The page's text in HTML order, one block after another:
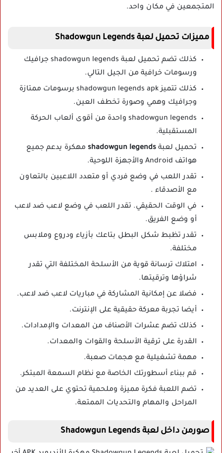
المتجمعين في مكان واحد.
مميزات تحميل لعبة Shadowgun Legends
كذلك تضم تحميل لعبة shadowgun legends جرافيك
ورسومات خرافية من الجيل التالي.
كذلك تتميز shadowgun legends apk برسومات ممتازة
وجرافيك وهمي وصورة تخطف العين.
shadowgun legends واحدة من أقوى ألعاب الحركة
المستقبلية.
تحميل لعبة shadowgun legends مهكرة يدعم جميع
هواتف Android والأجهزة اللوحية.
تقدر اللعب في وضع فردي أو متعدد اللاعبين بالتعاون
مع الأصدقاء .
في الوقت الحقيقي. تقدر اللعب في وضع لاعب ضد لاعب
أو وضع الفريق.
تقدر تظبط شكل البطل بتاعك بأزياء ودروع وملابس
مختلفة.
امتلاك ترسانة قوية من الأسلحة المختلفة التي تقدر
شراؤها وترقيتها.
فضلا عن إمكانية المشاركة في مباريات لاعب ضد لاعب.
أيضا تجربة معركة حقيقية على الإنترنت.
كذلك تضم عشرات الأصناف من المعدات والإمدادات.
القدرة على ترقية الأسلحة والقوات والمعدات.
مهمة تشغيلية مع هجمات صعبة.
قم ببناء أسطورتك الخاصة مع نظام السمعة المبتكر.
تضم اللعبة فكرة مميزة وملحمية تحتوي على العديد من
المراحل والمهام والتحديات الممتعة.
صورمن داخل لعبة Shadowgun Legends